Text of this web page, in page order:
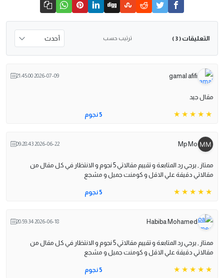
التعليقات ( 3 ) ترتيب حسب
gamal afifi
2026-07-09 21:45:00
مقال جيد
5 نجوم
Mp Mo
2026-06-22 09:28:43
ممتاز , يرجي رد المتابعة و تقييم مقالاتي 5 نجوم و الانتظار في كل مقال من
مقالاتي دقيقة علي الاقل و كومنت جميل و مشجع
5 نجوم
Habiba Mohamed
2026-06-18 20:59:34
ممتاز , يرجي رد المتابعة و تقييم مقالاتي 5 نجوم و الانتظار في كل مقال من
مقالاتي دقيقة علي الاقل و كومنت جميل و مشجع
5 نجوم